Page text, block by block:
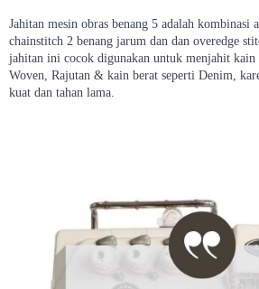
Jahitan mesin obras benang 5 adalah kombinasi
chainstitch 2 benang jarum dan dan overedge
jahitan ini cocok digunakan untuk menjahit kain
Woven, Rajutan & kain berat seperti Denim,
kuat dan tahan lama.